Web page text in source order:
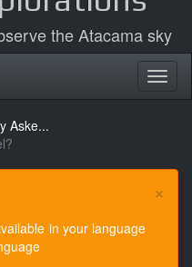
the Atacama sky
Aske...
×
in your language